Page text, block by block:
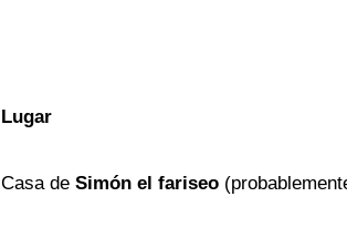
Lugar
Casa de Simón el fariseo